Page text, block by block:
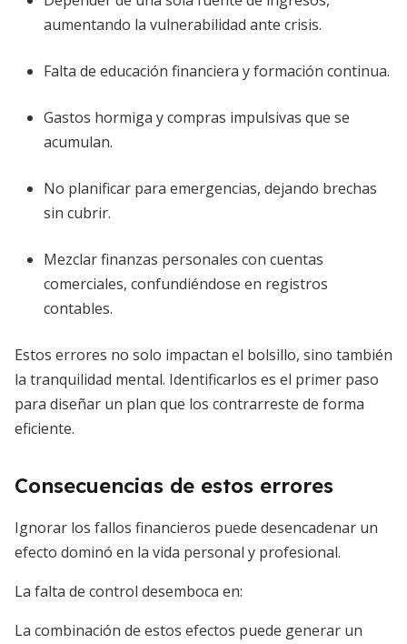
aumentando la vulnerabilidad ante crisis.
Falta de educación financiera y formación continua.
Gastos hormiga y compras impulsivas que se
acumulan.
No planificar para emergencias, dejando brechas
sin cubrir.
Mezclar finanzas personales con cuentas
comerciales, confundiéndose en registros
contables.
Estos errores no solo impactan el bolsillo, sino también
la tranquilidad mental. Identificarlos es el primer paso
para diseñar un plan que los contrarreste de forma
eficiente.
Consecuencias de estos errores
Ignorar los fallos financieros puede desencadenar un
efecto dominó en la vida personal y profesional.
La falta de control desemboca en:
La combinación de estos efectos puede generar un